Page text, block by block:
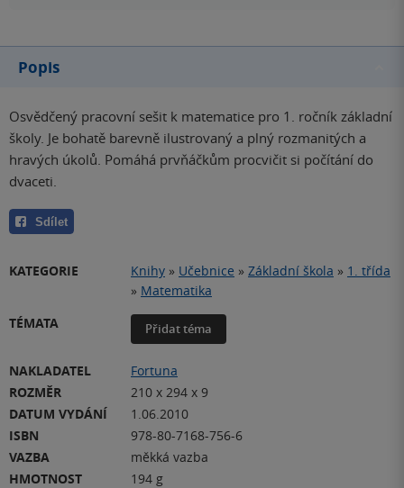
Popis
Osvědčený pracovní sešit k matematice pro 1. ročník základní
školy. Je bohatě barevně ilustrovaný a plný rozmanitých a
hravých úkolů. Pomáhá prvňáčkům procvičit si počítání do
dvaceti.
Sdílet
KATEGORIE Knihy » Učebnice » Základní škola » 1. třída
» Matematika
TÉMATA
Přidat téma
NAKLADATEL
Fortuna
ROZMĚR
210 x 294 x 9
DATUM VYDÁNÍ
1.06.2010
ISBN
978-80-7168-756-6
VAZBA
měkká vazba
HMOTNOST
194 g